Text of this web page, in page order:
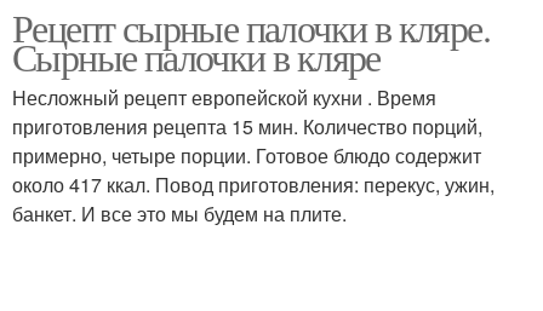
Сыр в кляре Палочки к пиву
Палочки с розмарином Палочки на мангале
Рецепт сырные палочки в кляре.
Сырные палочки в кляре
Несложный рецепт европейской кухни . Время
приготовления рецепта 15 мин. Количество порций,
примерно, четыре порции. Готовое блюдо содержит
около 417 ккал. Повод приготовления: перекус, ужин,
банкет. И все это мы будем на плите.